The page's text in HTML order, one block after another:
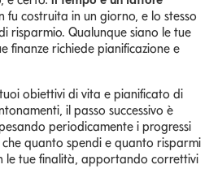
fu costruita in un giorno, e lo stesso
risparmio. Qualunque siano le tue
finanze richiede pianificazione e
obiettivi di vita e pianificato di
il passo successivo è
periodicamente i progressi
quanto spendi e quanto risparmi
le tue finalità, apportando correttivi